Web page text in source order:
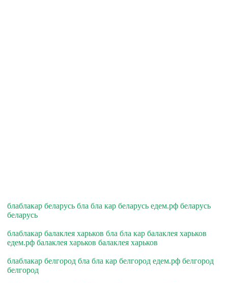
блаблакар беларусь бла бла кар беларусь едем.рф беларусь
беларусь
блаблакар балаклея харьков бла бла кар балаклея харьков
едем.рф балаклея харьков балаклея харьков
блаблакар белгород бла бла кар белгород едем.рф белгород
белгород